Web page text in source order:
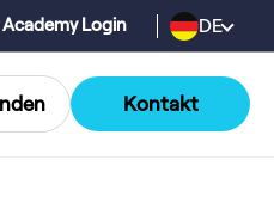
Kontakt
Academy Login DE